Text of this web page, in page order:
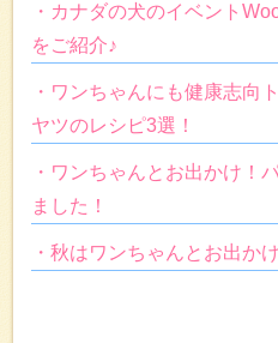
・カナダの犬のイベント
をご紹介♪
・ワンちゃんにも健康志向
ヤツのレシピ3選！
・ワンちゃんとお出かけ！
ました！
・秋はワンちゃんとお出か